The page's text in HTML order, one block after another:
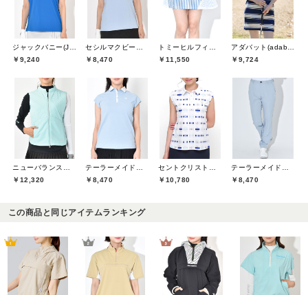
￥9,240
￥8,470
￥11,550
￥9,724
￥12,320
￥8,470
￥10,780
￥8,470
この商品と同じアイテムランキング